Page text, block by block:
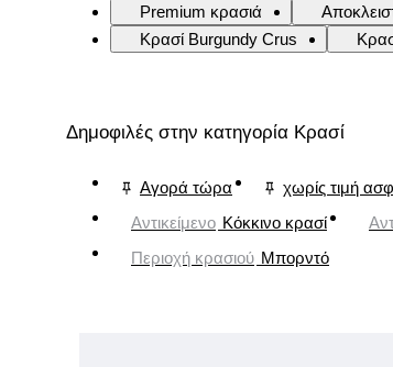
Premium κρασιά
Κρασί Burgundy Crus
Δημοφιλές στην κατηγορία Κρασί
Αγορά τώρα χωρίς τιμή
Αντικείμενο Κόκκινο κρασί
Περιοχή κρασιού Μπορντό